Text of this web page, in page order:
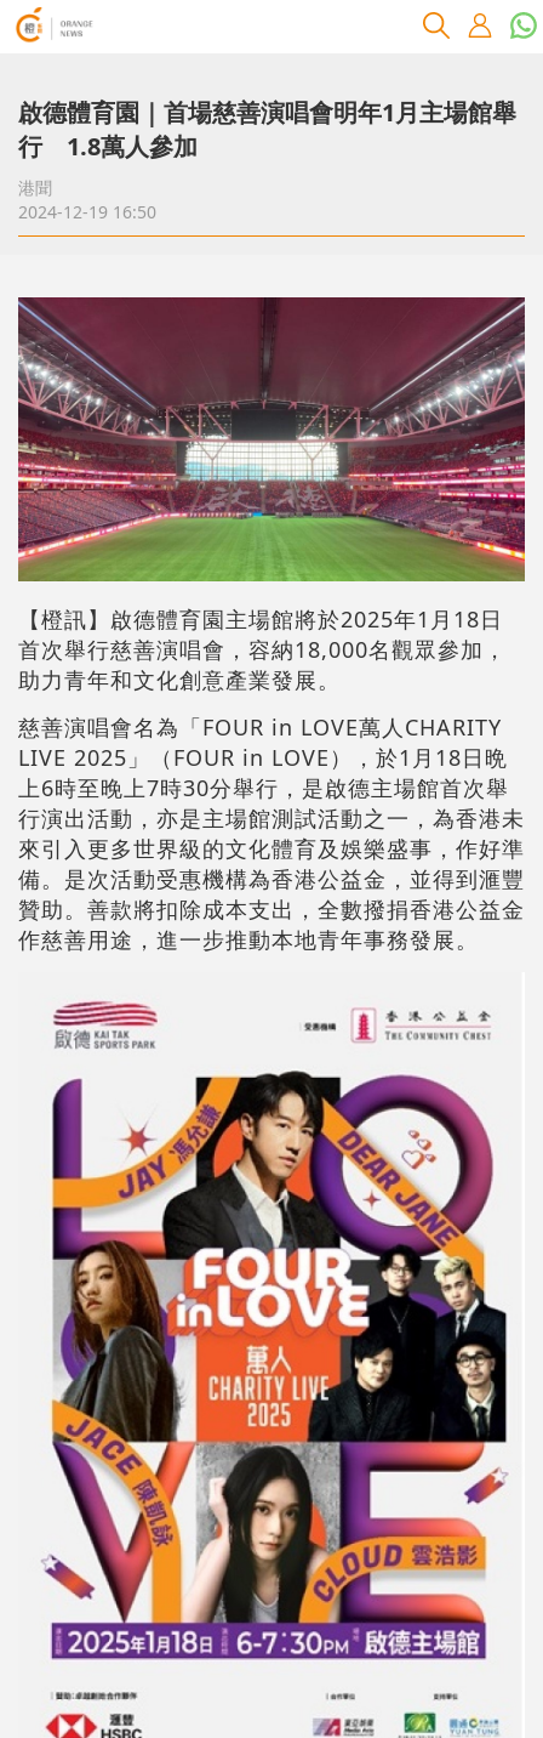
啟德體育園｜首場慈善演唱會明年1月主場館舉
行 1.8萬人參加
港聞
2024-12-19 16:50
【橙訊】啟德體育園主場館將於2025年1月18日
首次舉行慈善演唱會，容納18,000名觀眾參加，
助力青年和文化創意產業發展。
慈善演唱會名為「FOUR in LOVE萬人CHARITY
LIVE 2025」（FOUR in LOVE），於1月18日晩
上6時至晚上7時30分舉行，是啟德主場館首次舉
行演出活動，亦是主場館測試活動之一，為香港未
來引入更多世界級的文化體育及娛樂盛事，作好準
備。是次活動受惠機構為香港公益金，並得到滙豐
贊助。善款將扣除成本支出，全數撥捐香港公益金
作慈善用途，進一步推動本地青年事務發展。